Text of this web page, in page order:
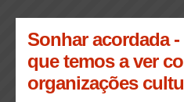
Sonhar acordada
que temos a ver
organizações